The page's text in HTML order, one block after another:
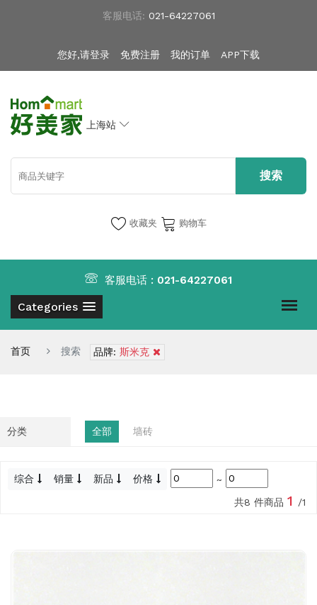
客服电话: 021-64227061
您好,请登录 免费注册 我的订单 APP下载
上海站
收藏夹 购物车
Categories
客服电话 : 021-64227061
首页 搜索 品牌: 斯米克
分类 全部 墙砖
综合 销量 新品 价格
~
共8 件商品 1 /1